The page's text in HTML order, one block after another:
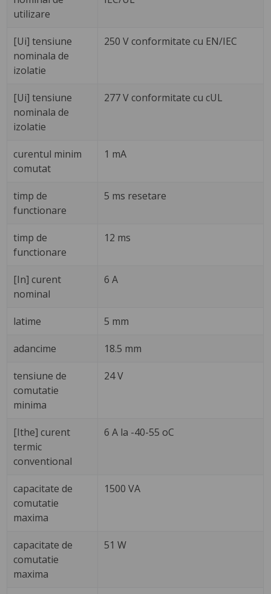
utilizare
[Ui] tensiune
nominala de
izolatie
250 V conformitate cu EN/IEC
[Ui] tensiune
nominala de
izolatie
277 V conformitate cu cUL
curentul minim
comutat
1 mA
timp de
functionare
5 ms resetare
timp de
functionare
12 ms
[In] curent
nominal
6 A
latime 5 mm
adancime 18.5 mm
tensiune de
comutatie
minima
24 V
[Ithe] curent
termic
conventional
6 A la -40-55 oC
capacitate de
comutatie
maxima
1500 VA
capacitate de
comutatie
maxima
51 W